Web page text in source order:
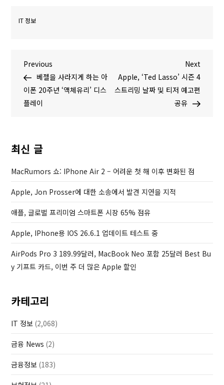
IT 정보
글
탐
P
r
e
v
s
P
o
s
Previous
베젤을 사라지게 하는 아
이폰 20주년 ‘액체유리’ 디스
플레이
N
e
t
Next
Apple, ‘Ted Lasso’ 시즌 4
스트리밍 날짜 및 티저 예고편
공유
최신 글
MacRumors 쇼: IPhone Air 2 – 어려운 첫 해 이후 변화된 점
Apple, Jon Prosser에 대한 소송에서 발견 지연을 지적
애플, 글로벌 프리미엄 스마트폰 시장 65% 점유
Apple, IPhone용 IOS 26.6.1 업데이트 테스트 중
AirPods Pro 3 189.99달러, MacBook Neo 포함 25달러 Best Bu
Y 기프트 카드, 이번 주 더 많은 Apple 할인
카테고리
IT 정보 (2,068)
금융 News (2)
금융정보 (183)